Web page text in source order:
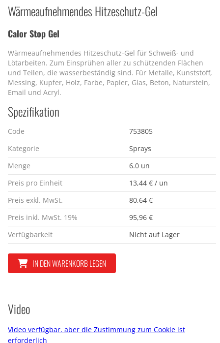
Wärmeaufnehmendes Hitzeschutz-Gel
Calor Stop Gel
Wärmeaufnehmendes Hitzeschutz-Gel für Schweiß- und
Lötarbeiten. Zum Einsprühen aller zu schützenden Flächen
und Teilen, die wasserbeständig sind. Für Metalle, Kunststoff,
Messing, Kupfer, Holz, Farbe, Papier, Glas, Beton, Naturstein,
Email und Acryl.
Spezifikation
Code
753805
Kategorie
Sprays
Menge
6.0 un
Preis pro Einheit
13,44 € / un
Preis exkl. MwSt.
80,64 €
Preis inkl. MwSt. 19%
95,96 €
Verfügbarkeit
Nicht auf Lager
IN DEN WARENKORB LEGEN
Video
Video verfügbar, aber die Zustimmung zum Cookie ist
erforderlich